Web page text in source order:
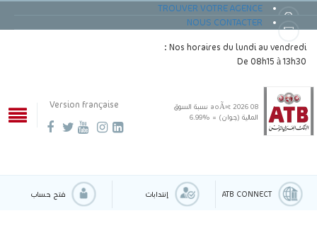
TROUVER VOTRE AGENCE
NOUS CONTACTER
Nos horaires du lundi au vendredi :
De 08h15 à 13h30
Version française 08 aoÃ»t 2026
نسبة السوق
المالية (جوان) = %6.99
ATB CONNECT إنتدابات فتح حساب